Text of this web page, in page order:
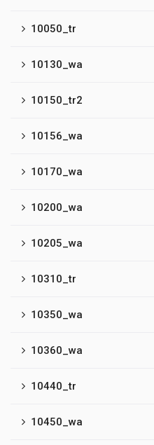
10050_tr
10130_wa
10150_tr2
10156_wa
10170_wa
10200_wa
10205_wa
10310_tr
10350_wa
10360_wa
10440_tr
10450_wa